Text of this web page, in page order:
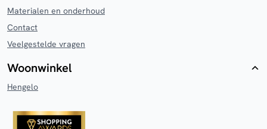
Materialen en onderhoud
Contact
Veelgestelde vragen
Woonwinkel
Hengelo